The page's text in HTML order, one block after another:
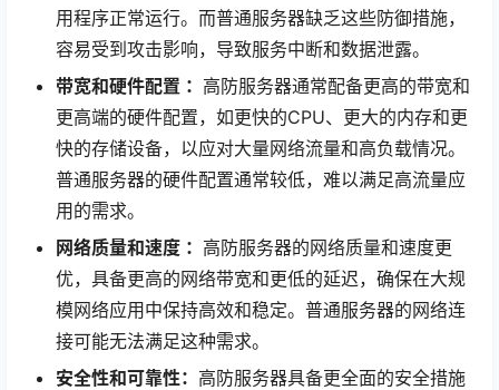
用程序正常运行。而普通服务器缺乏这些防御措施，
容易受到攻击影响，导致服务中断和数据泄露。
带宽和硬件配置 ： 高防服务器通常配备更高的带宽和
更高端的硬件配置，如更快的CPU、更大的内存和更
快的存储设备，以应对大量网络流量和高负载情况。
普通服务器的硬件配置通常较低，难以满足高流量应
用的需求。
网络质量和速度 ： 高防服务器的网络质量和速度更
优，具备更高的网络带宽和更低的延迟，确保在大规
模网络应用中保持高效和稳定。普通服务器的网络连
接可能无法满足这种需求。
安全性和可靠性： 高防服务器具备更全面的安全措施